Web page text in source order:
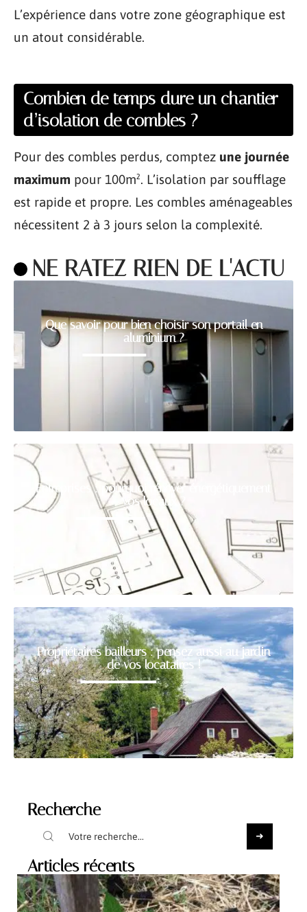
L’expérience dans votre zone géographique est
un atout considérable.
Combien de temps dure un chantier
d’isolation de combles ?
Pour des combles perdus, comptez une journée
maximum pour 100m². L’isolation par soufflage
est rapide et propre. Les combles aménageables
nécessitent 2 à 3 jours selon la complexité.
NE RATEZ RIEN DE L'ACTU
Que savoir pour bien choisir son portail en
aluminium ?
Entreprises : pourquoi rénover énergétiquement
vos locaux ?
Propriétaires bailleurs : pensez aussi au jardin
de vos locataires !
Recherche
Articles récents